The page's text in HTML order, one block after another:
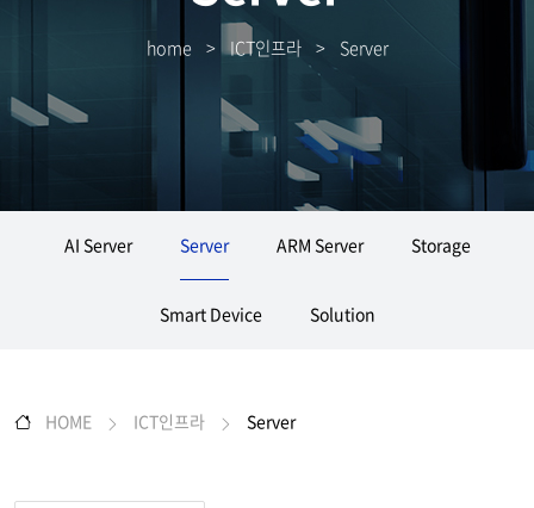
home >ICT인프라> Server
AI Server Server ARM Server Storage
Smart Device Solution
HOME ICT인프라 Server